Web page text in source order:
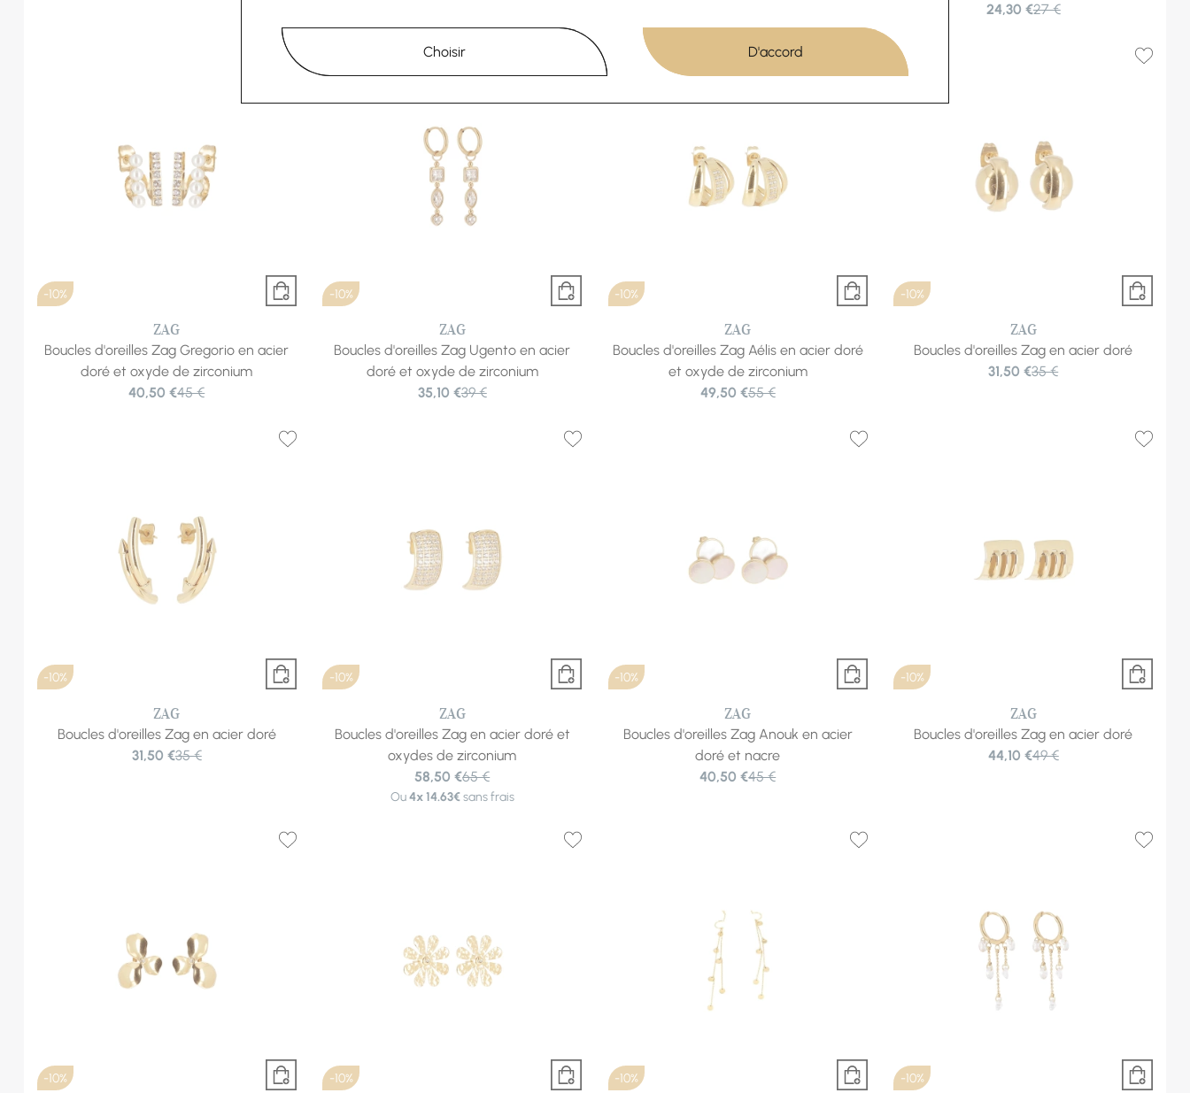
Choisir D'accord
24,30 €27 €
-10%
ZAG
Boucles d'oreilles Zag Gregorio en acier
doré et oxyde de zirconium
40,50 €45 €
-10%
ZAG
Boucles d'oreilles Zag Ugento en acier
doré et oxyde de zirconium
35,10 €39 €
-10%
ZAG
Boucles d'oreilles Zag Aélis en acier doré
et oxyde de zirconium
49,50 €55 €
-10%
ZAG
Boucles d'oreilles Zag en acier doré
31,50 €35 €
-10%
ZAG
Boucles d'oreilles Zag en acier doré
31,50 €35 €
-10%
ZAG
Boucles d'oreilles Zag en acier doré et
oxydes de zirconium
58,50 €65 €
Ou4x 14.63€sans frais
-10%
ZAG
Boucles d'oreilles Zag Anouk en acier
doré et nacre
40,50 €45 €
-10%
ZAG
Boucles d'oreilles Zag en acier doré
44,10 €49 €
-10% -10% -10% -10%